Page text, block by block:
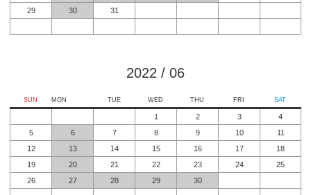
29
30 31
2022 / 06
SUN MON TUE WED THU FRI SAT
1 2 3
4
5
6 7 8 9 10
11
12
13 14 15 16 17
18
19
20 21 22 23 24
25
26
27 28 29 30